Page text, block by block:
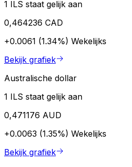
1 ILS staat gelijk aan
0,464236 CAD
+0.0061 (1.34%) Wekelijks
Bekijk grafiek
Australische dollar
1 ILS staat gelijk aan
0,471176 AUD
+0.0063 (1.35%) Wekelijks
Bekijk grafiek